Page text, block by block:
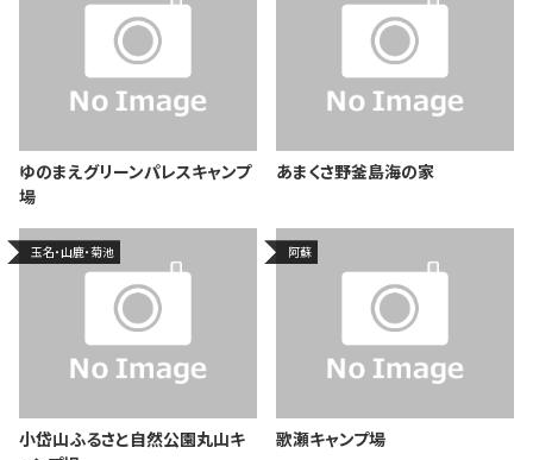
ゆのまえグリーンパレスキャンプ
場
あまくさ野釜島海の家
玉名・山鹿・菊池
小岱山ふるさと自然公園丸山キ
阿蘇
歌瀬キャンプ場